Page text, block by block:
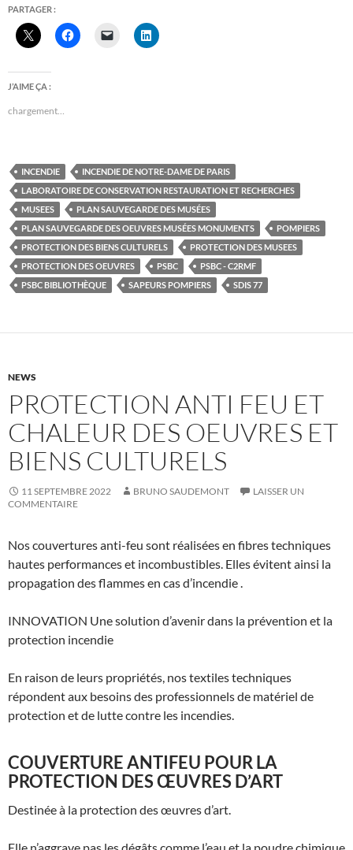
PARTAGER :
J’AIME ÇA :
chargement…
INCENDIE
INCENDIE DE NOTRE-DAME DE PARIS
LABORATOIRE DE CONSERVATION RESTAURATION ET RECHERCHES
MUSEES
PLAN SAUVEGARDE DES MUSÉES
PLAN SAUVEGARDE DES OEUVRES MUSÉES MONUMENTS
POMPIERS
PROTECTION DES BIENS CULTURELS
PROTECTION DES MUSEES
PROTECTION DES OEUVRES
PSBC
PSBC - C2RMF
PSBC BIBLIOTHÈQUE
SAPEURS POMPIERS SDIS 77
NEWS
PROTECTION ANTI FEU ET
CHALEUR DES OEUVRES ET
BIENS CULTURELS
11 SEPTEMBRE 2022 BRUNO SAUDEMONT
LAISSER UN
COMMENTAIRE
Nos couvertures anti-feu sont réalisées en fibres techniques
hautes performances et incombustibles. Elles évitent ainsi la
propagation des flammes en cas d’incendie .
INNOVATION Une solution d’avenir dans la prévention et la
protection incendie
En raison de leurs propriétés, nos textiles techniques
répondent aux besoins des professionnels de matériel de
protection et de lutte contre les incendies.
COUVERTURE ANTIFEU POUR LA
PROTECTION DES ŒUVRES D’ART
Destinée à la protection des œuvres d’art.